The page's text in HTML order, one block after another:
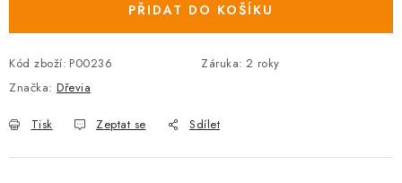
PŘIDAT DO KOŠÍKU
Kód zboží: P00236 Záruka: 2 roky
Značka: Dřevia
Tisk Zeptat se Sdílet